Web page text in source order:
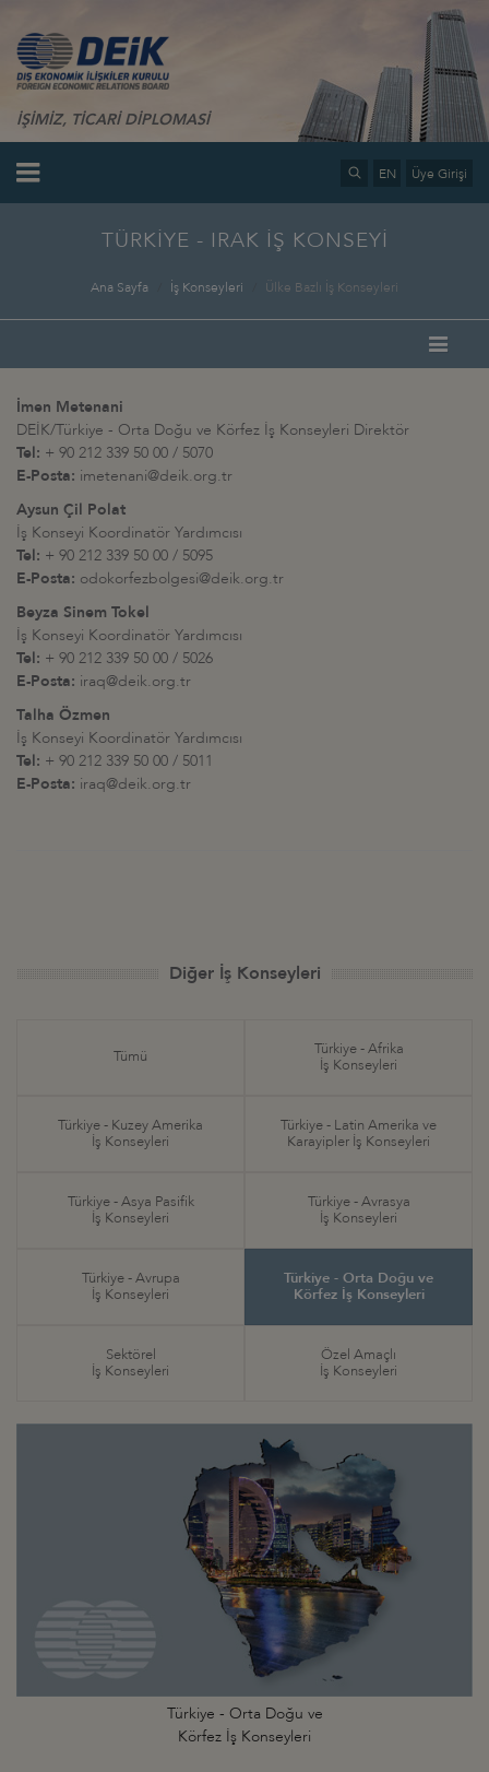
İŞİMİZ, TİCARİ DİPLOMASİ
EN Üye Girişi
TÜRKİYE - IRAK İŞ KONSEYİ
Ana Sayfa İş Konseyleri Ülke Bazlı İş Konseyleri
İmen Metenani
DEİK/Türkiye - Orta Doğu ve Körfez İş Konseyleri Direktör
Tel: + 90 212 339 50 00 / 5070
E-Posta: imetenani@deik.org.tr
Aysun Çil Polat
İş Konseyi Koordinatör Yardımcısı
Tel: + 90 212 339 50 00 / 5095
E-Posta: odokorfezbolgesi@deik.org.tr
Beyza Sinem Tokel
İş Konseyi Koordinatör Yardımcısı
Tel: + 90 212 339 50 00 / 5026
E-Posta: iraq@deik.org.tr
Talha Özmen
İş Konseyi Koordinatör Yardımcısı
Tel: + 90 212 339 50 00 / 5011
E-Posta: iraq@deik.org.tr
Diğer İş Konseyleri
Tümü
Türkiye - Afrika
İş Konseyleri
Türkiye - Kuzey Amerika
İş Konseyleri
Türkiye - Latin Amerika ve
Karayipler İş Konseyleri
Türkiye - Asya Pasifik
İş Konseyleri
Türkiye - Avrasya
İş Konseyleri
Türkiye - Avrupa
İş Konseyleri
Türkiye - Orta Doğu ve
Körfez İş Konseyleri
Sektörel
İş Konseyleri
Özel Amaçlı
İş Konseyleri
Türkiye - Orta Doğu ve
Körfez İş Konseyleri